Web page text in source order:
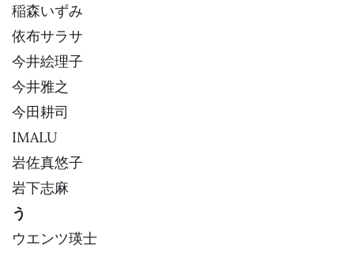
稲森いずみ
依布サラサ
今井絵理子
今井雅之
今田耕司
IMALU
岩佐真悠子
岩下志麻
う
ウエンツ瑛士